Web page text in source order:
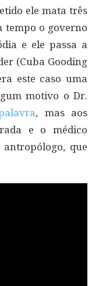
ele mata três
tempo o governo
e ele passa a
(Cuba Gooding
este caso uma
motivo o Dr.
, mas aos
e o médico
que